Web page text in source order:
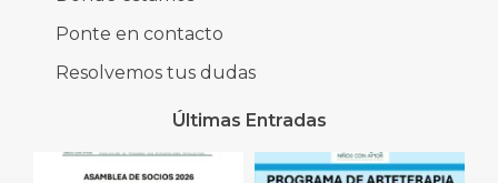
Ponte en contacto
Resolvemos tus dudas
Últimas Entradas